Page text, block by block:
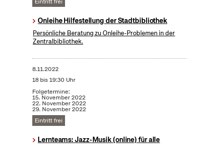
Onleihe Hilfestellung der Stadtbibliothek
Persönliche Beratung zu Onleihe-Problemen in der
Zentralbibliothek.
8.11.2022
18 bis 19:30 Uhr
Folgetermine:
15. November 2022
22. November 2022
29. November 2022
Eintritt frei
Lernteams: Jazz-Musik (online) für alle